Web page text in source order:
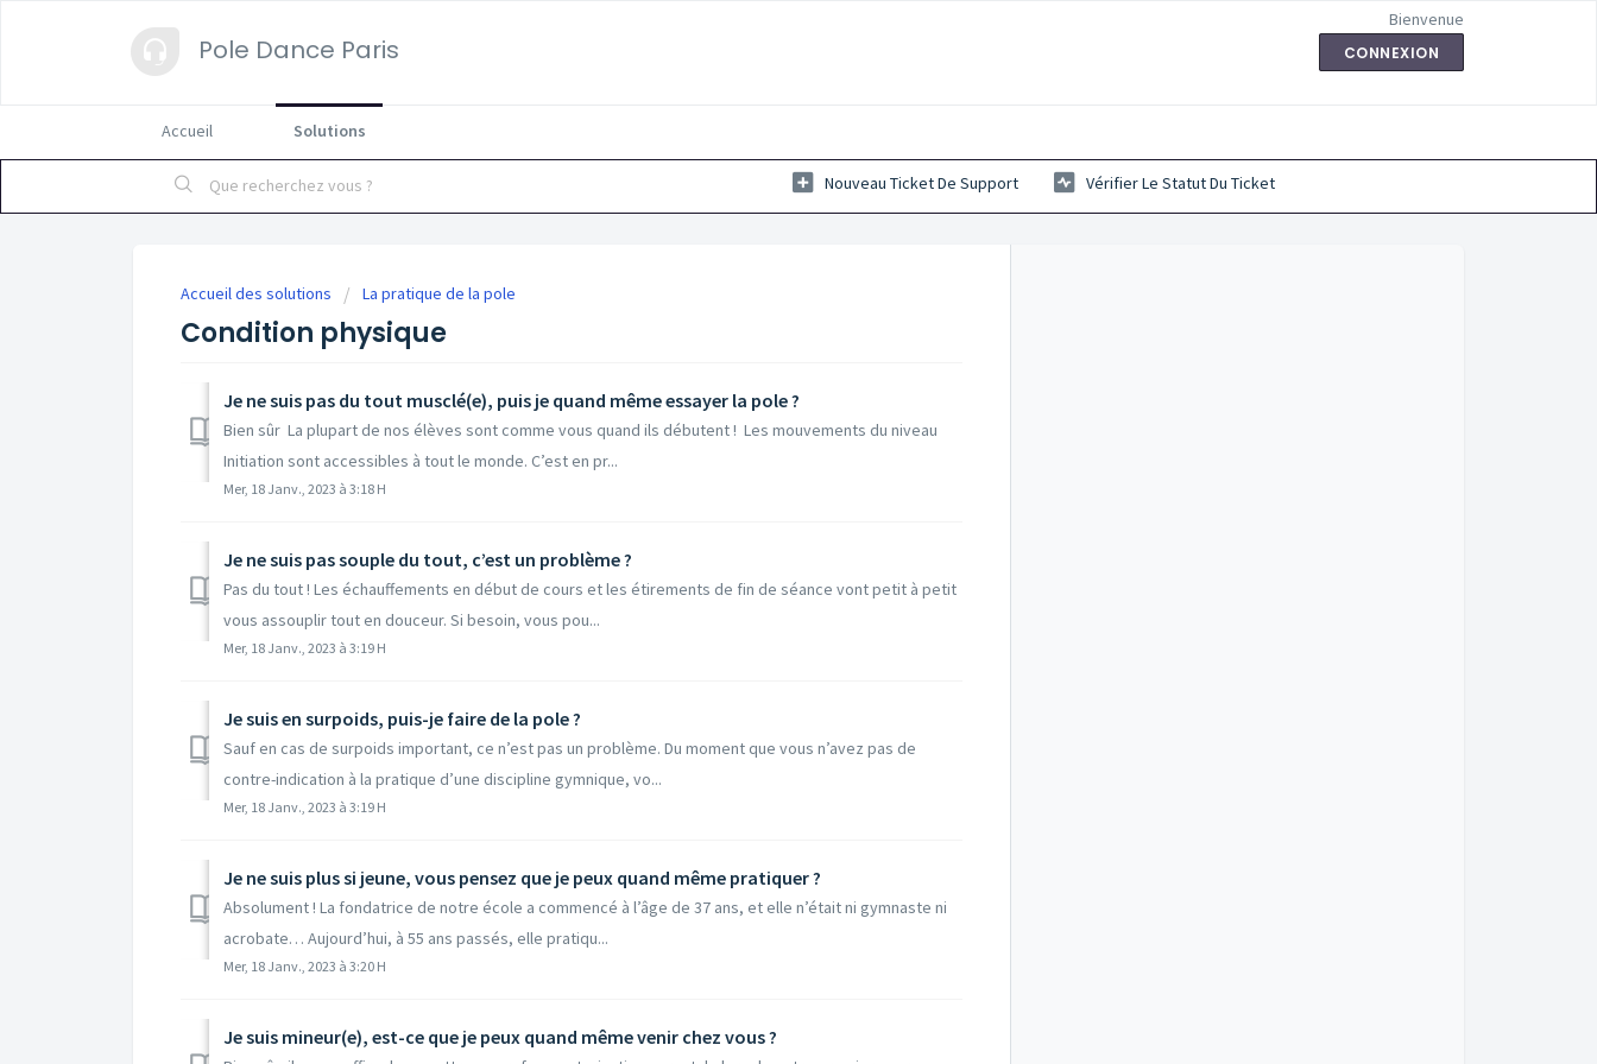
Pole Dance Paris
Bienvenue
CONNEXION
Accueil Solutions
Nouveau Ticket De Support Vérifier Le Statut Du Ticket
Accueil des solutions La pratique de la pole
Condition physique
Je ne suis pas du tout musclé(e), puis je quand même essayer la pole ?
Bien sûr La plupart de nos élèves sont comme vous quand ils débutent ! Les mouvements du niveau
Initiation sont accessibles à tout le monde. C’est en pr...
Mer, 18 Janv., 2023 à 3:18 H
Je ne suis pas souple du tout, c’est un problème ?
Pas du tout ! Les échauffements en début de cours et les étirements de fin de séance vont petit à petit
vous assouplir tout en douceur. Si besoin, vous pou...
Mer, 18 Janv., 2023 à 3:19 H
Je suis en surpoids, puis-je faire de la pole ?
Sauf en cas de surpoids important, ce n’est pas un problème. Du moment que vous n’avez pas de
contre-indication à la pratique d’une discipline gymnique, vo...
Mer, 18 Janv., 2023 à 3:19 H
Je ne suis plus si jeune, vous pensez que je peux quand même pratiquer ?
Absolument ! La fondatrice de notre école a commencé à l’âge de 37 ans, et elle n’était ni gymnaste ni
acrobate… Aujourd’hui, à 55 ans passés, elle pratiqu...
Mer, 18 Janv., 2023 à 3:20 H
Je suis mineur(e), est-ce que je peux quand même venir chez vous ?